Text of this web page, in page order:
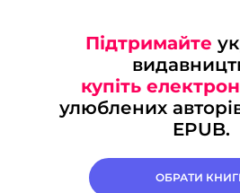
Підтримайте
купіть
улюблених
EPUB.
ОБРАТИ